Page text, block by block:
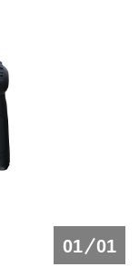
01 01